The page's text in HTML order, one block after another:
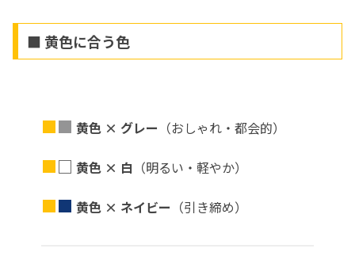
■ 黄色に合う色
■■ 黄色 × グレー （おしゃれ・都会的）
■□ 黄色 × 白 （明るい・軽やか）
■■ 黄色 × ネイビー （引き締め）